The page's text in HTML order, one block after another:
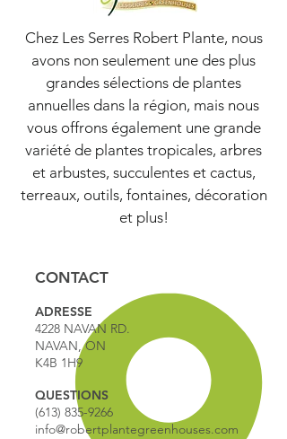
Chez Les Serres Robert Plante, nous
avons non seulement une des plus
grandes sélections de plantes
annuelles dans la région, mais nous
vous offrons également une grande
variété de plantes tropicales, arbres
et arbustes, succulentes et cactus,
terreaux, outils, fontaines, décoration
et plus!
CONTACT
ADRESSE
4228 NAVAN RD.
NAVAN, ON
K4B 1H9
QUESTIONS
(613) 835-9266
info@robertplantegreenhouses.com